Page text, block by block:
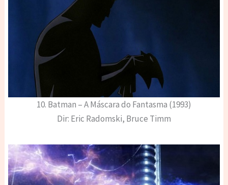
10. Batman – A Máscara do Fantasma (1993)
Dir: Eric Radomski, Bruce Timm